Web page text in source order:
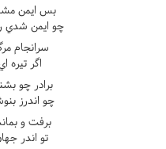
بس ايمن
چو ايمن شدي
سرانجام
اگر تيره
برادر چو
چو اندرز
برفت و
تو اندر